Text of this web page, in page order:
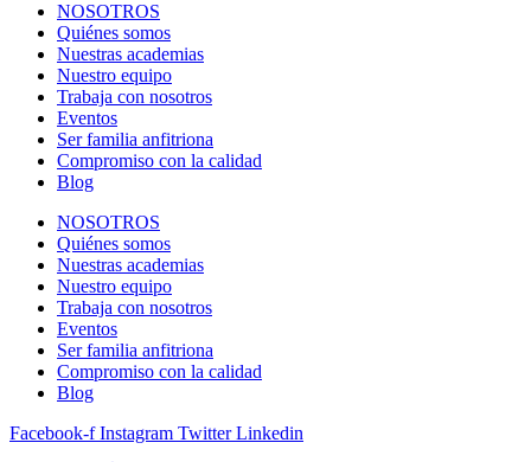
NOSOTROS
Quiénes somos
Nuestras academias
Nuestro equipo
Trabaja con nosotros
Eventos
Ser familia anfitriona
Compromiso con la calidad
Blog
NOSOTROS
Quiénes somos
Nuestras academias
Nuestro equipo
Trabaja con nosotros
Eventos
Ser familia anfitriona
Compromiso con la calidad
Blog
Facebook-f Instagram Twitter Linkedin